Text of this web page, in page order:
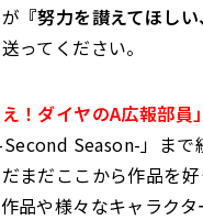
『努力を讃えてほし
ってください。
！ダイヤのA広報部員」
Season-」まで
まだここから作品を
品や様々なキャラク